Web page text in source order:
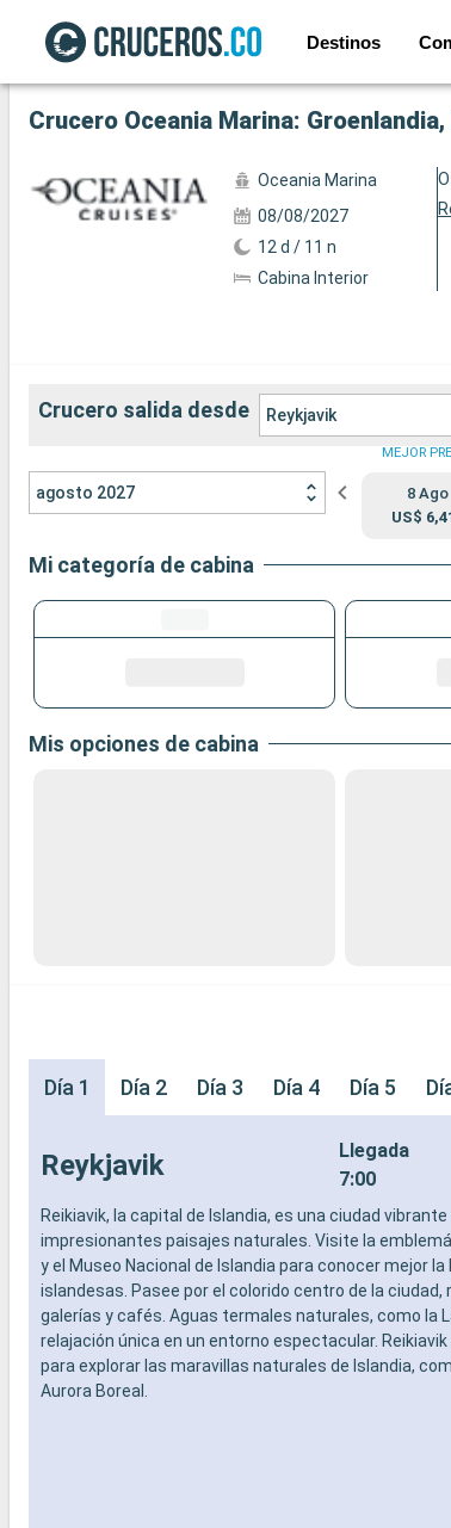
Destinos
Ver las 48 fotos siguientes
Crucero Oceania Marina:
Oceania Marina
08/08/2027
12 d / 11 n
Cabina Interior
Crucero salida desde Reykjavik
agosto 2027
MEJOR
8 Ago
US$
Mi categoría de cabina
Mis opciones de cabina
Día 1 Día 2 Día 3 Día 4 Día 5
Reykjavik
Llegada
7:00
Reikiavik, la capital de Islandia, es una ciudad
impresionantes paisajes naturales. Visite la
y el Museo Nacional de Islandia para conocer mejor
islandesas. Pasee por el colorido centro de la ciudad,
galerías y cafés. Aguas termales naturales, como la
relajación única en un entorno espectacular.
para explorar las maravillas naturales de Islandia,
Aurora Boreal.